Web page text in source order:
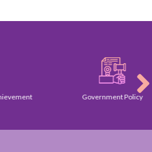
Government Policy